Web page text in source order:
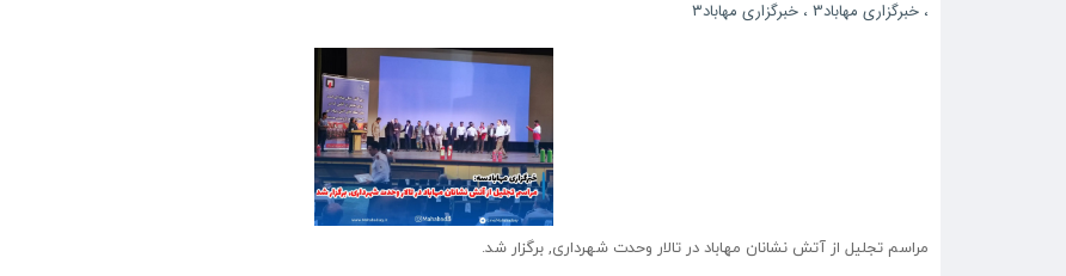
،خبرگزاری مهاباد3 ،خبرگزاری مهاباد۳
مراسم تجلیل از آتش نشانان مهاباد در تالار وحدت شهرداری, برگزار شد.